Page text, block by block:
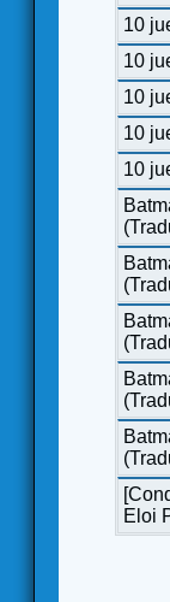
10
10
10
10
10
Eloi